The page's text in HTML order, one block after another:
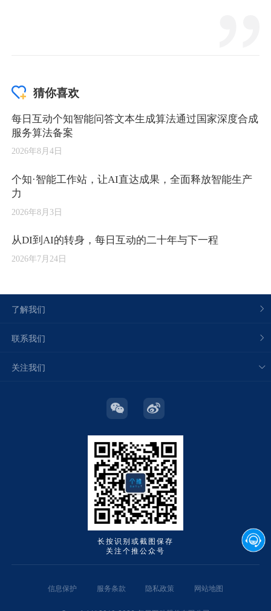
猜你喜欢
每日互动个知智能问答文本生成算法通过国家深度合成
服务算法备案
2026年8月4日
个知·智能工作站，让AI直达成果，全面释放智能生产
力
2026年8月3日
从DI到AI的转身，每日互动的二十年与下一程
2026年7月24日
了解我们
联系我们
关注我们
长按识别或截图保存
关注个推公众号
信息保护 服务条款 隐私政策 网站地图